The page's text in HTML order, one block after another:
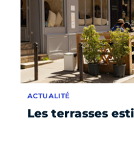
Les terrasses
ACTUALITÉ